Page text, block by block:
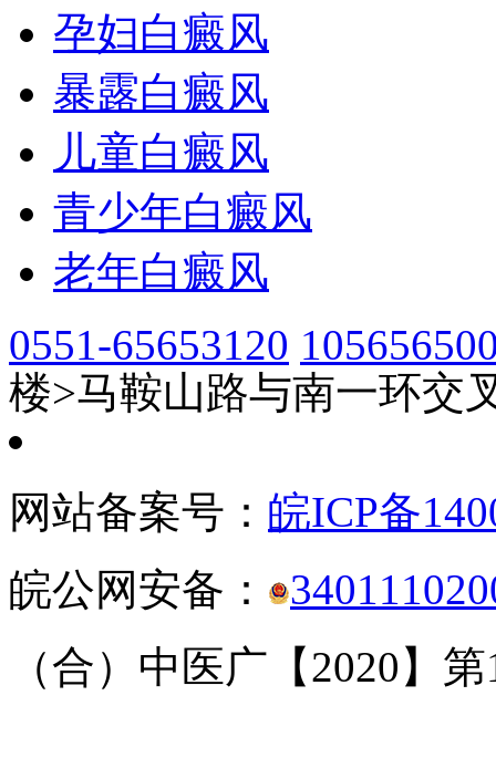
孕妇白癜风
暴露白癜风
儿童白癜风
青少年白癜风
老年白癜风
0551-65653120
楼>马鞍山路与南一环交
网站备案号： 皖ICP备
皖公网安备：
（合）中医广【2020】